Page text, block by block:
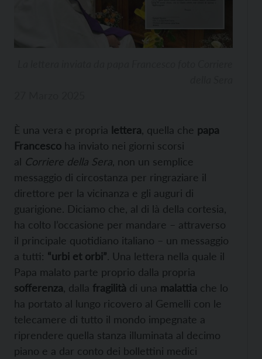
È una vera e propria lettera , quella che papa
Francesco ha inviato nei giorni scorsi
al Corriere della Sera , non un semplice
messaggio di circostanza per ringraziare il
direttore per la vicinanza e gli auguri di
guarigione. Diciamo che, al di là della cortesia,
ha colto l’occasione per mandare – attraverso
il principale quotidiano italiano – un messaggio
a tutti: “urbi et orbi”. Una lettera nella quale il
Papa malato parte proprio dalla propria
sofferenza , dalla fragilità di una malattia che lo
ha portato al lungo ricovero al Gemelli con le
telecamere di tutto il mondo impegnate a
riprendere quella stanza illuminata al decimo
piano e a dar conto dei bollettini medici